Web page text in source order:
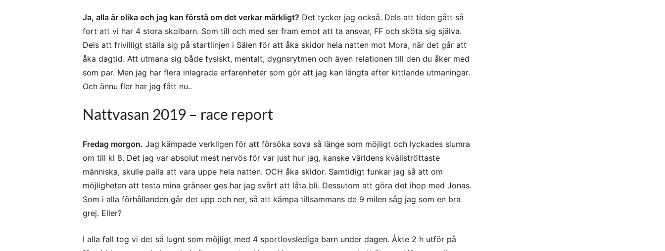
Ja, alla är olika och jag kan förstå om det verkar märkligt? Det tycker jag också. Dels att tiden gått så
fort att vi har 4 stora skolbarn. Som till och med ser fram emot att ta ansvar, FF och sköta sig själva.
Dels att frivilligt ställa sig på startlinjen i Sälen för att åka skidor hela natten mot Mora, när det går att
åka dagtid. Att utmana sig både fysiskt, mentalt, dygnsrytmen och även relationen till den du åker med
som par. Men jag har flera inlagrade erfarenheter som gör att jag kan längta efter kittlande utmaningar.
Och ännu fler har jag fått nu..
Nattvasan 2019 – race report
Fredag morgon. Jag kämpade verkligen för att försöka sova så länge som möjligt och lyckades slumra
om till kl 8. Det jag var absolut mest nervös för var just hur jag, kanske världens kvällströttaste
människa, skulle palla att vara uppe hela natten. OCH åka skidor. Samtidigt funkar jag så att om
möjligheten att testa mina gränser ges har jag svårt att låta bli. Dessutom att göra det ihop med Jonas.
Som i alla förhållanden går det upp och ner, så att kämpa tillsammans de 9 milen såg jag som en bra
grej. Eller?
I alla fall tog vi det så lugnt som möjligt med 4 sportlovslediga barn under dagen. Åkte 2 h utför på